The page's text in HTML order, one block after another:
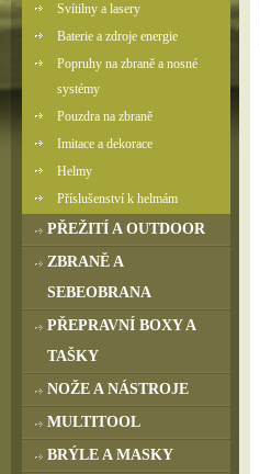
Svítilny a lasery
Baterie a zdroje energie
Popruhy na zbraně a nosné
systémy
Pouzdra na zbraně
Imitace a dekorace
Helmy
Příslušenství k helmám
PŘEŽITÍ A OUTDOOR
ZBRANĚ A
SEBEOBRANA
PŘEPRAVNÍ BOXY A
TAŠKY
NOŽE A NÁSTROJE
MULTITOOL
BRÝLE A MASKY